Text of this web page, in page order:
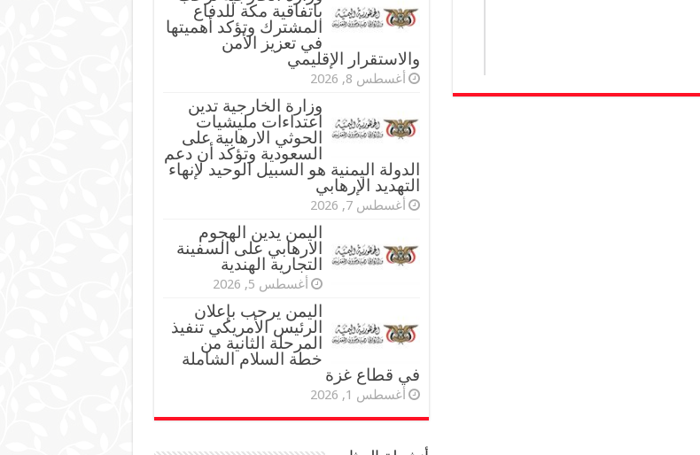
باتفاقية مكة للدفاع
المشترك وتؤكد أهميتها
في تعزيز الأمن
والاستقرار الإقليمي
أغسطس 8, 2026
وزارة الخارجية تدين
اعتداءات مليشيات
الحوثي الارهابية على
السعودية وتؤكد أن دعم
الدولة اليمنية هو السبيل الوحيد لإنهاء
التهديد الإرهابي
أغسطس 7, 2026
اليمن يدين الهجوم
الارهابي على السفينة
التجارية الهندية
أغسطس 5, 2026
اليمن يرحب بإعلان
الرئيس الأمريكي تنفيذ
المرحلة الثانية من
خطة السلام الشاملة
في قطاع غزة
أغسطس 1, 2026